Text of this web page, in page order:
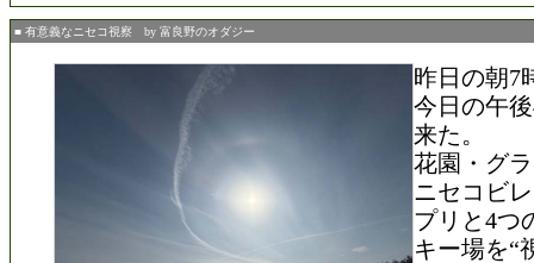
■ 有意義なニセコ視察 by 富良野のオダジー
昨日の朝7
今日の午
来た。
花園・グ
ニセコビ
プリと4つ
キー場を“